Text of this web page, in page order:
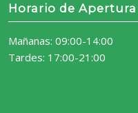
Horario de Apertura
Mañanas: 09:00-14:00
Tardes: 17:00-21:00